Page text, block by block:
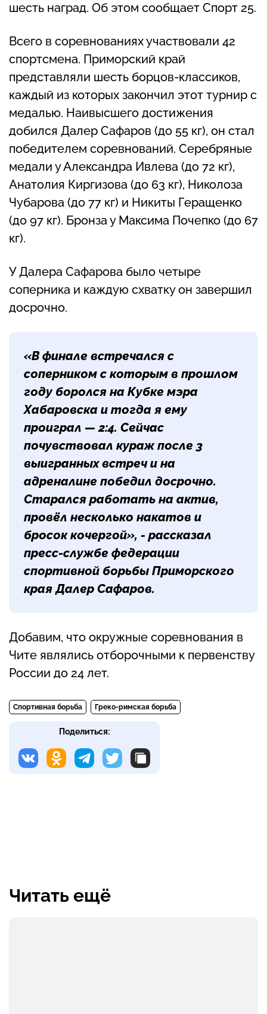
шесть наград. Об этом сообщает Спорт 25.
Всего в соревнованиях участвовали 42
спортсмена. Приморский край
представляли шесть борцов-классиков,
каждый из которых закончил этот турнир с
медалью. Наивысшего достижения
добился Далер Сафаров (до 55 кг), он стал
победителем соревнований. Серебряные
медали у Александра Ивлева (до 72 кг),
Анатолия Киргизова (до 63 кг), Николоза
Чубарова (до 77 кг) и Никиты Геращенко
(до 97 кг). Бронза у Максима Почепко (до 67
кг).
У Далера Сафарова было четыре
соперника и каждую схватку он завершил
досрочно.
«В финале встречался с
соперником с которым в прошлом
году боролся на Кубке мэра
Хабаровска и тогда я ему
проиграл — 2:4. Сейчас
почувствовал кураж после 3
выигранных встреч и на
адреналине победил досрочно.
Старался работать на актив,
провёл несколько накатов и
бросок кочергой», - рассказал
пресс-службе федерации
спортивной борьбы Приморского
края Далер Сафаров.
Добавим, что окружные соревнования в
Чите являлись отборочными к первенству
России до 24 лет.
Спортивная борьба Греко-римская борьба
Поделиться:
Читать ещё